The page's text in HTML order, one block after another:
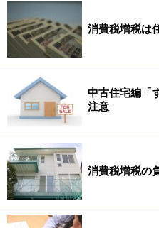
消費税増税は
中古住宅編「
注意
消費税増税の